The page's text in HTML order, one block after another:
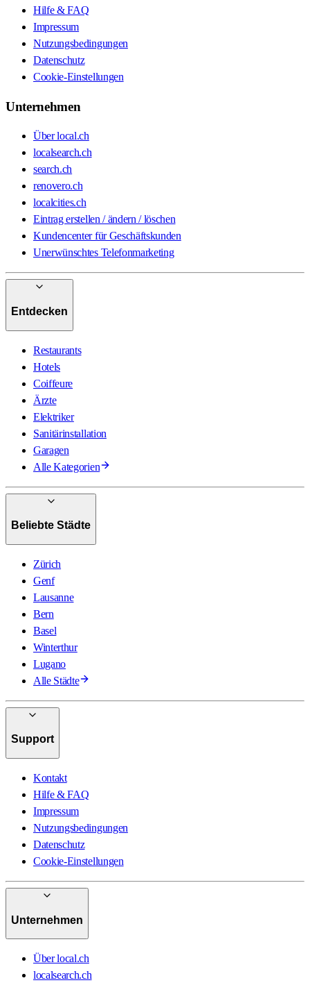
Hilfe & FAQ
Impressum
Nutzungsbedingungen
Datenschutz
Cookie-Einstellungen
Unternehmen
Über local.ch
localsearch.ch
search.ch
renovero.ch
localcities.ch
Eintrag erstellen / ändern / löschen
Kundencenter für Geschäftskunden
Unerwünschtes Telefonmarketing
Entdecken
Restaurants
Hotels
Coiffeure
Ärzte
Elektriker
Sanitärinstallation
Garagen
Alle Kategorien
Beliebte Städte
Zürich
Genf
Lausanne
Bern
Basel
Winterthur
Lugano
Alle Städte
Support
Kontakt
Hilfe & FAQ
Impressum
Nutzungsbedingungen
Datenschutz
Cookie-Einstellungen
Unternehmen
Über local.ch
localsearch.ch